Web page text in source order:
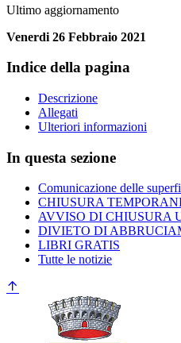
Ultimo aggiornamento
Venerdi 26 Febbraio 2021
Indice della pagina
Descrizione
Allegati
Ulteriori informazioni
In questa sezione
Comunicazione delle
CHIUSURA
AVVISO DI CHIUSURA
DIVIETO DI
LIBRI GRATIS
Tutte le notizie